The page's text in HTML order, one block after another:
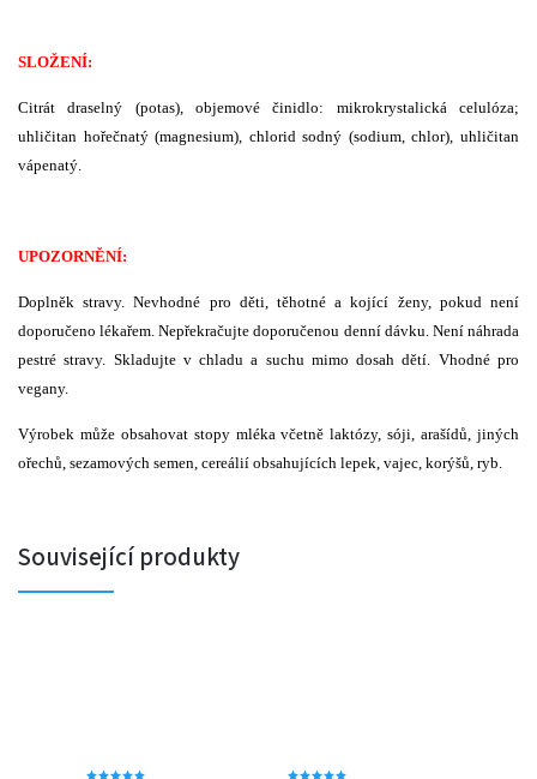
SLOŽENÍ:
Citrát draselný (potas), objemové činidlo: mikrokrystalická celulóza;
uhličitan hořečnatý (magnesium), chlorid sodný (sodium, chlor), uhličitan
vápenatý.
UPOZORNĚNÍ:
Doplněk stravy. Nevhodné pro děti, těhotné a kojící ženy, pokud není
doporučeno lékařem. Nepřekračujte doporučenou denní dávku. Není náhrada
pestré stravy. Skladujte v chladu a suchu mimo dosah dětí. Vhodné pro
vegany.
Výrobek může obsahovat stopy mléka včetně laktózy, sóji, arašídů, jiných
ořechů, sezamových semen, cereálií obsahujících lepek, vajec, korýšů, ryb.
Související produkty